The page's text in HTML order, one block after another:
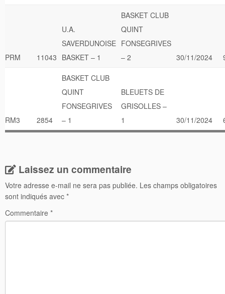
PRM 11043
U.A.
SAVERDUNOISE
BASKET – 1
BASKET CLUB
QUINT
FONSEGRIVES
– 2
30/11/2024
RM3 2854
BASKET CLUB
QUINT
FONSEGRIVES
– 1
BLEUETS DE
GRISOLLES –
1
30/11/2024
Laissez un commentaire
Votre adresse e-mail ne sera pas publiée. Les champs obligatoires
sont indiqués avec *
Commentaire *